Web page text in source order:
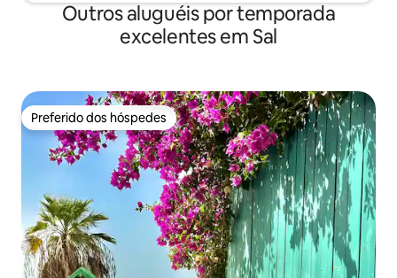
Outros aluguéis por temporada
excelentes em Sal
Preferido dos hóspedes
Preferido dos hóspedes